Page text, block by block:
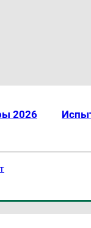
2026